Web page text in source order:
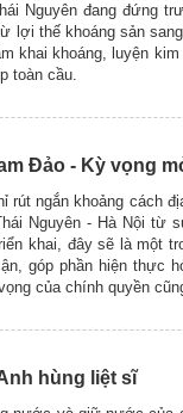
Nguyên đang đứng
lợi thế khoáng sản
khai khoáng, luyện
toàn cầu.
Đảo - Kỳ vọng
rút ngắn khoảng cách
Nguyên - Hà Nội từ
khai, đây sẽ là một
góp phần hiện thực
của chính quyền
hùng liệt sĩ